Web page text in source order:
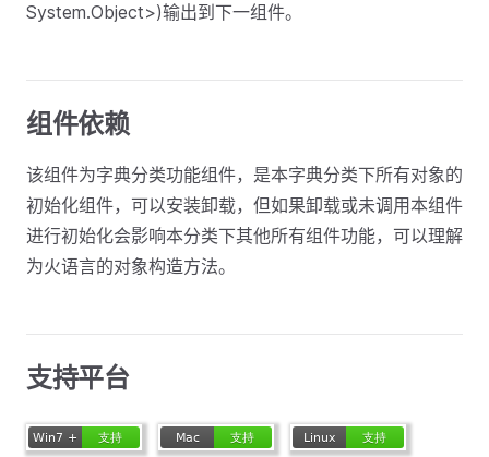
System.Object>)输出到下一组件。
组件依赖
该组件为字典分类功能组件，是本字典分类下所有对象的
初始化组件，可以安装卸载，但如果卸载或未调用本组件
进行初始化会影响本分类下其他所有组件功能，可以理解
为火语言的对象构造方法。
支持平台